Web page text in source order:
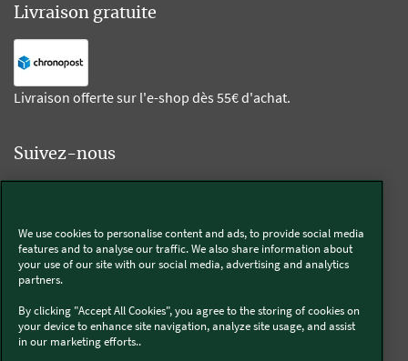
Livraison gratuite
Livraison offerte sur l'e-shop dès 55€ d'achat.
Suivez-nous
Thermomix®
We use cookies to personalise content and ads, to provide social media
features and to analyse our traffic. We also share information about
your use of our site with our social media, advertising and analytics
partners.
By clicking "Accept All Cookies", you agree to the storing of cookies on
your device to enhance site navigation, analyze site usage, and assist
in our marketing efforts..